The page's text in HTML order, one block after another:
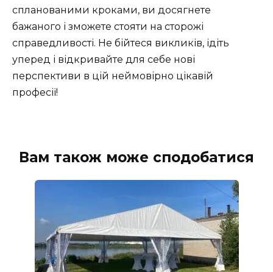
спланованими кроками, ви досягнете
бажаного і зможете стояти на сторожі
справедливості. Не бійтеся викликів, ідіть
уперед і відкривайте для себе нові
перспективи в цій неймовірно цікавій
професії!
Вам також може сподобатися